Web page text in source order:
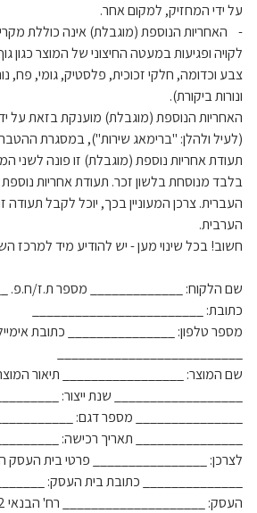
על ידי המחזיק, למקום אחר.
- האחריות הנוספת (מוגבלת) אינה כוללת
לקויה ופגיעות במעטה החיצוני של המוצר כגון
צבע וכדומה, חלקי זכוכית, פלסטיק, גומי, פח,
ונורות ביקורת).
האחריות הנוספת (מוגבלת) מוענקת בזאת על
(לעיל ולהלן: "ברימאג שירות"), במסגרת
תעודת אחריות נוספת (מוגבלת) זו פונה לשני
בלבד מנוסחת בלשון זכר. תעודת אחריות
העברית. צרכן המעוניין בכך, יוכל לקבל
הערבית.
חשוב! בכל שינוי מען - יש להודיע מיד למרכז
שם הלקוח: _____________ מספר ת.ז/ח.פ.
כתובת: ________________________
מספר טלפון: _______________ כתובת
שם המוצר: _________________ תיאור
__________________ שנת ייצור:
_______________ מספר דגם:
_______________ תאריך רכישה:
לצרכן: ________________ פרטי בית העסק
______________ כתובת בית העסק: